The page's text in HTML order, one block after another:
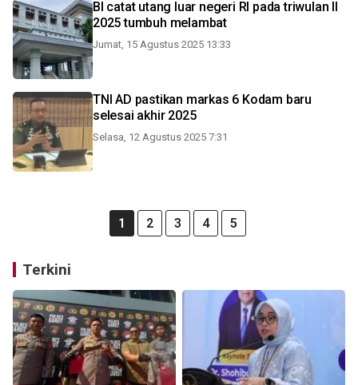
BI catat utang luar negeri RI pada triwulan II
2025 tumbuh melambat
Jumat, 15 Agustus 2025 13:33
TNI AD pastikan markas 6 Kodam baru
selesai akhir 2025
Selasa, 12 Agustus 2025 7:31
1 2 3 4 5
Terkini